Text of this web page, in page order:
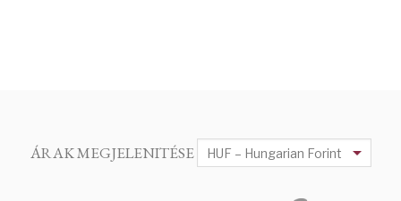
ÁRAK MEGJELENITÉSE